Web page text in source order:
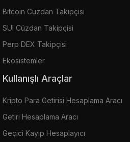
Bitcoin Cüzdan Takipçisi
SUI Cüzdan Takipçisi
Perp DEX Takipçisi
Ekosistemler
Kullanışlı Araçlar
Kripto Para Getirisi Hesaplama Aracı
Getiri Hesaplama Aracı
Geçici Kayıp Hesaplayıcı